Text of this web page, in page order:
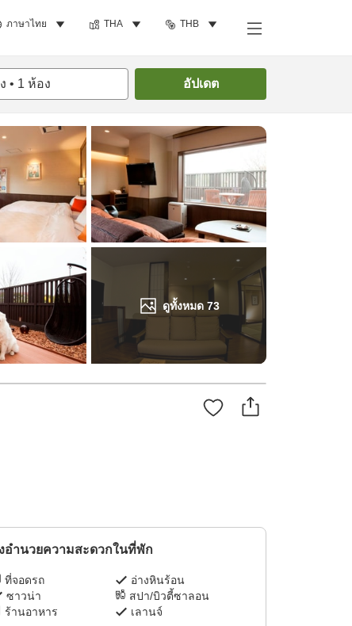
ภาษาไทย THA THB
• 1 ห้อง อัปเดต
ดูทั้งหมด 73
ค้นหาห้องพัก
อำนวยความสะดวกในที่พัก
ที่จอดรถ
อ่างหินร้อน
ซาวน่า
สปา/บิวตี้ซาลอน
ร้านอาหาร
เลานจ์